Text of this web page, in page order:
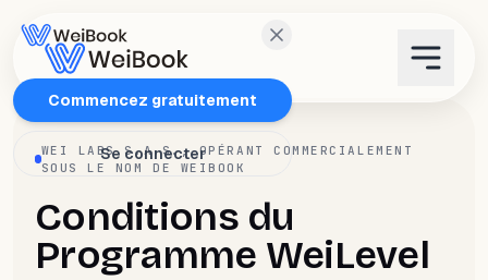
Caractéristiques
Plans
Wanda
Commencez gratuitement
Se connecter
WEI LABS S.A.S., OPÉRANT COMMERCIALEMENT
SOUS LE NOM DE WEIBOOK
Conditions du
Programme WeiLevel